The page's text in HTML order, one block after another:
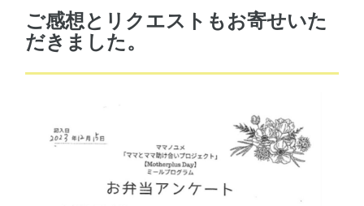
ご感想とリクエストもお寄せいた
だきました。